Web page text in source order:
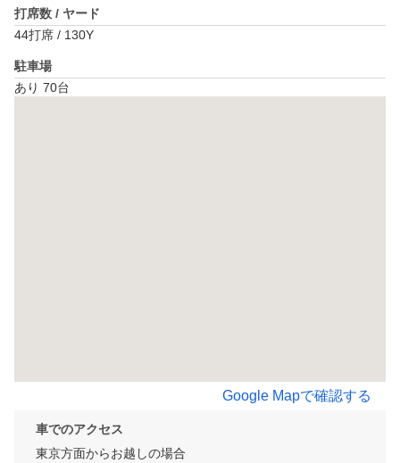
打席数 / ヤード
44打席 / 130Y
駐車場
あり 70台
Google Mapで確認する
車でのアクセス
東京方面からお越しの場合